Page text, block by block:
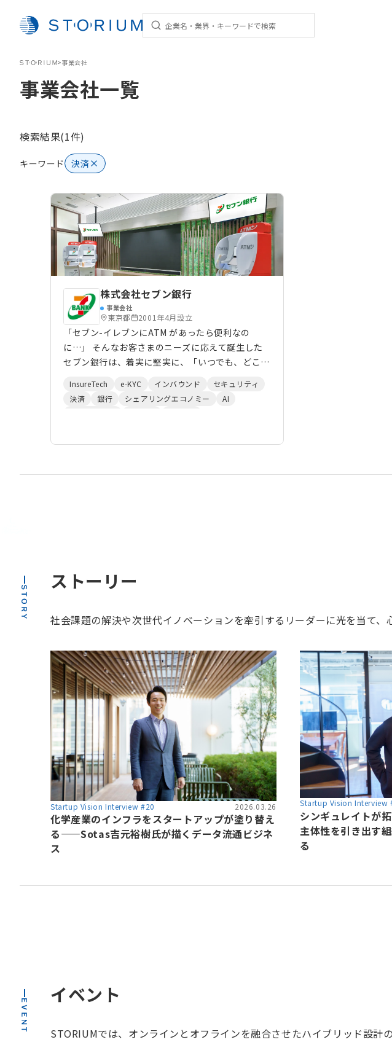
>事業会社
事業会社一覧
検索結果(1件)
キーワード 決済
株式会社セブン銀行
事業会社
東京都 2001年4月設立
「セブン-イレブンにATM があったら便利なの
に…」 そんなお客さまのニーズに応えて誕生した
セブン銀行は、着実に堅実に、「いつでも、どこで
サービスをつくり上げてきました。 今、私たちを
取巻く環境は、スマートフォンの普及や決済手段の
InsureTech e-KYC インバウンド
セキュリティ
決済
銀行 シェアリングエコノミー
AI
ストーリー
社会課題の解決や次世代イノベーションを牽引するリーダーに光を当て、
Startup Vision Interview #20 2026.03.26
化学産業のインフラをスタートアップが塗り替え
る——Sotas吉元裕樹氏が描くデータ流通ビジネ
ス
Startup Vision Interview
シンギュレイトが
主体性を引き出す
る
イベント
STORIUMでは、オンラインとオフラインを融合させたハイブリッド設